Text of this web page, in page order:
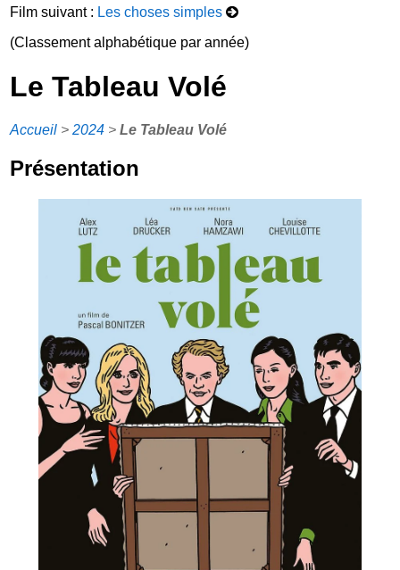
Film suivant : Les choses simples
(Classement alphabétique par année)
Le Tableau Volé
Accueil >2024 >Le Tableau Volé
Présentation